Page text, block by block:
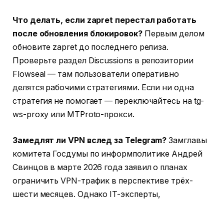
Что делать, если zapret перестал работать
после обновления блокировок?Первым делом
обновите zapret до последнего релиза.
Проверьте раздел Discussions в репозитории
Flowseal — там пользователи оперативно
делятся рабочими стратегиями. Если ни одна
стратегия не помогает — переключайтесь на tg-
ws-proxy или MTProto-прокси.
Замедлят ли VPN вслед за Telegram? Замглавы
комитета Госдумы по информполитике Андрей
Свинцов в марте 2026 года заявил о планах
ограничить VPN-трафик в перспективе трёх-
шести месяцев. Однако IT-эксперты,